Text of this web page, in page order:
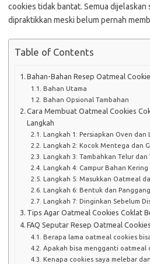
cookies tidak bantat. Semua
dipraktikkan meski belum pernah
Table of Contents
Bahan-Bahan Resep Oatmeal
Bahan Utama
Bahan Opsional Tambahan
Cara Membuat Oatmeal Cookies
Langkah
Langkah 1: Persiapkan Oven dan
Langkah 2: Kocok Mentega dan
Langkah 3: Tambahkan Telur dan
Langkah 4: Campur Bahan Kering
Langkah 5: Masukkan Oatmeal
Langkah 6: Bentuk dan Panggang
Langkah 7: Dinginkan Sebelum
Tips Agar Oatmeal Cookies Coklat
FAQ Seputar Resep Oatmeal
Berapa lama oatmeal cookies
Apakah bisa mengganti oatmeal
Kenapa cookies saya melebar